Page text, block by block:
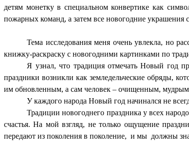
детям монетку в специальном конвертике как
пожарных команд, а затем все новогодние украшения
Тема исследования меня очень увлекла, но
книжку-раскраску с новогодними картинками по
Я узнал, что традиция отмечать Новый год
праздники возникли как земледельческие обряды,
им обновленным, а сам человек – очищенным,
У каждого народа Новый год начинался не
Традиции новогоднего праздника у всех
счастья. На мой взгляд, не только ощущение
передают из поколения в поколение, и мы должны